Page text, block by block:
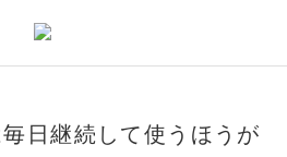
日継続して使うほうが